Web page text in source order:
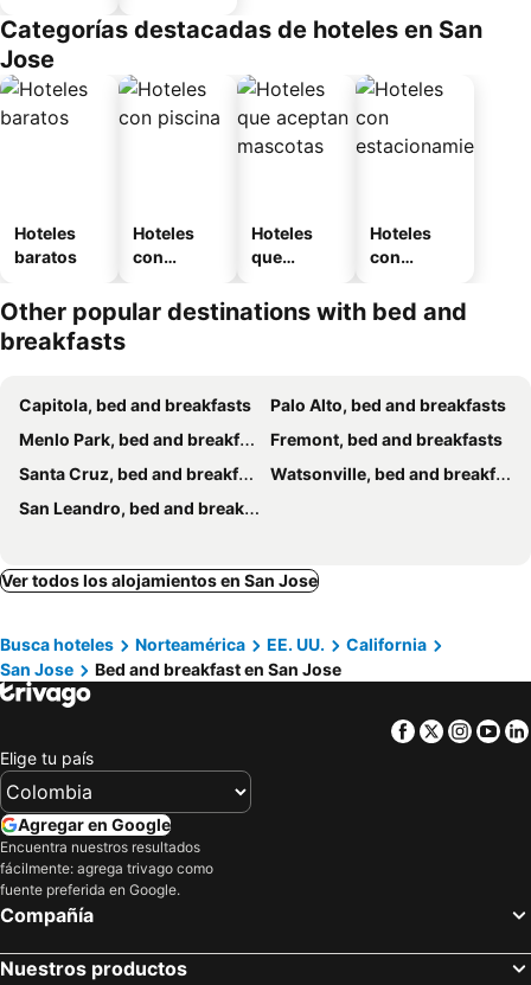
Categorías destacadas de hoteles en San
Jose
Hoteles
baratos
Hoteles
con
Hoteles
que
mascotas
Hoteles
con
miento
Other popular destinations with bed and
breakfasts
Capitola, bed and breakfasts
Palo Alto, bed and breakfasts
Menlo Park, bed and breakfasts
Fremont, bed and breakfasts
Santa Cruz, bed and breakfasts
Watsonville, bed and breakfasts
San Leandro, bed and breakfasts
Ver todos los alojamientos en San Jose
Busca hoteles Norteamérica EE. UU.
California
San Jose
Bed and breakfast en San Jose
Facebook
Twitter
Elige tu país
Agregar en Google
Encuentra nuestros resultados
fácilmente: agrega trivago como
fuente preferida en Google.
Compañía
Nuestros productos